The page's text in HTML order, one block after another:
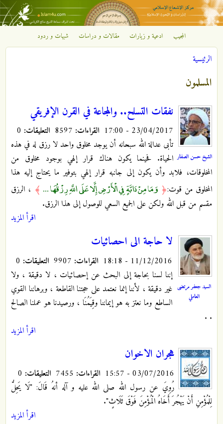
تجاوز إلى المحتوى الرئيسي
مركز
الإشعاع
الإسلامي
المجيب ادعية و زيارات مقالات و دراسات شبهات و ردود
أنت هنا
الرئيسية
المسلمون
الشيخ حسن الصفار
نفقات التسلح.. والمجاعة في القرن الإفريقي
23/04/2017 - 17:00 القراءات: التعليقات:
تأبى عدالة الله سبحانه أن يوجد مخلوق واحد لا رزق له في هذه
الحياة. فحينما يكون هناك قرار إلهي بوجود مخلوق من
المخلوقات، فلابد وأن يكون إلى جانبه قرار إلهي بتوفير ما يحتاج إليه هذا
المخلوق من قوت:﴿ وَمَا مِنْ دَابَّةٍ فِي الْأَرْضِ إِلَّا عَلَى اللَّهِ رِزْقُهَا ... ﴾ ، الرزق
مقسم من قبل الله ولكن على الجميع السعي للوصول إلى هذا الرزق.
اقرأ المزيد
السيد جعفر مرتضى
العاملي
لا حاجة الى احصائيات
11/12/2016 - 18:18 القراءات: التعليقات:
إننا لسنا بحاجة إلى البحث عن إحصائيات ، لا دقيقة ، ولا
غير دقيقة ، لأننا إنما نعتمد على حجتنا القاطعة ، وبرهاننا القوي
الساطع وما نعتز به هو إيماننا وقِيَمُنَا ، ورصيدنا هو عملنا الصالح
. .
اقرأ المزيد
هجران الاخوان
03/07/2016 - 15:57 القراءات: التعليقات:
رُوِيَ عن رسول الله صلى الله عليه و آله أنهُ قَالَ: "لَا يَحِلُّ
لِلْمُؤْمِنِ أَنْ يَهْجُرَ أَخَاهُ الْمُؤْمِنَ فَوْقَ ثَلَاثٍ".
اقرأ المزيد